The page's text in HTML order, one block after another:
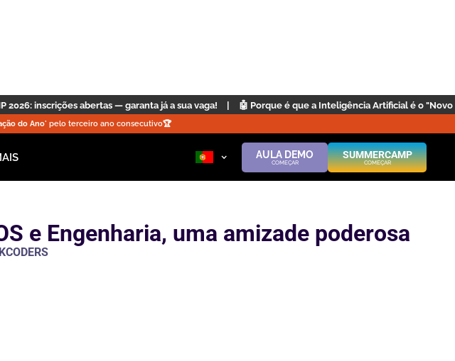
garanta já a sua vaga! | 🤖 Porque é que a Inteligência Artificial é o "Novo Inglês"? | Clique aqui |
do Ano' pelo terceiro ano consecutivo🏆️
AULA DEMO
COMEÇAR
SUMMERCAMP
COMEÇAR
e Engenharia, uma amizade poderosa